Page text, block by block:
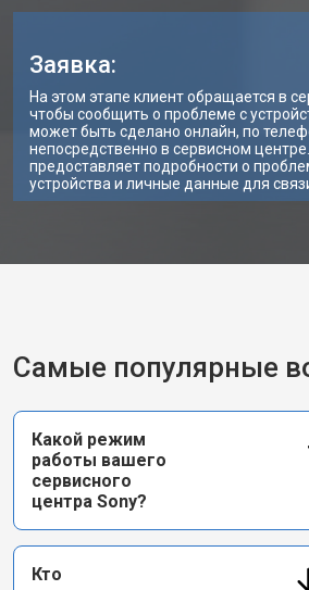
Заявка:
На этом этапе клиент обращается в
чтобы сообщить о проблеме с
может быть сделано онлайн, по
непосредственно в сервисном
предоставляет подробности о
устройства и личные данные для
Самые популярные
Какой режим
работы вашего
сервисного
центра Sony?
Кто